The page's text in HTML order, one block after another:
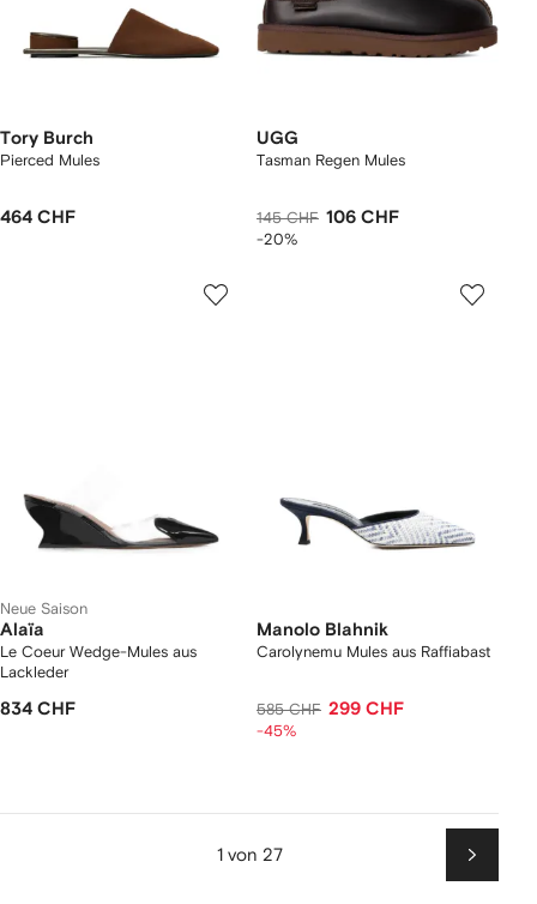
Tory Burch
Pierced Mules
464 CHF
UGG
Tasman Regen Mules
145 CHF 106 CHF
-20%
Neue Saison
Alaïa
Le Coeur Wedge-Mules aus
Lackleder
834 CHF
Manolo Blahnik
Carolynemu Mules aus Raffiabast
585 CHF 299 CHF
-45%
1 von 27
Weiter